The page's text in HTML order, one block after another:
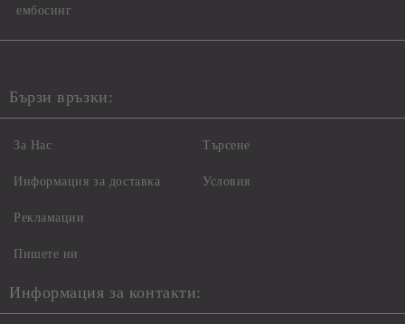
ембосинг
Бързи връзки:
За Нас
Информация за доставка
Рекламации
Пишете ни
Търсене
Условия
Информация за контакти: